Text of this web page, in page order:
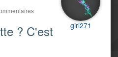
girl271
? C'est